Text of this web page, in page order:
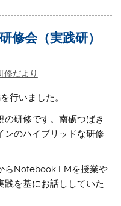
修会（実践研）
修だより
行いました。
の研修です。南砺つばき
ンのハイブリッドな研修
らNotebook LMを授業や
践を基にお話ししていた